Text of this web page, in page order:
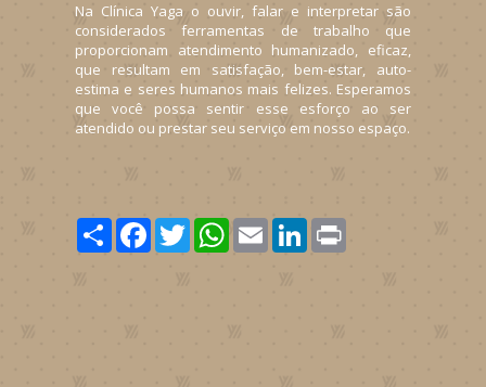
Na Clínica Yaga o ouvir, falar e interpretar são
considerados ferramentas de trabalho que
proporcionam atendimento humanizado, eficaz,
que resultam em satisfação, bem-estar, auto-
estima e seres humanos mais felizes. Esperamos
que você possa sentir esse esforço ao ser
atendido ou prestar seu serviço em nosso espaço.
Share FacebookTwitterWhatsApp
Email LinkedIn